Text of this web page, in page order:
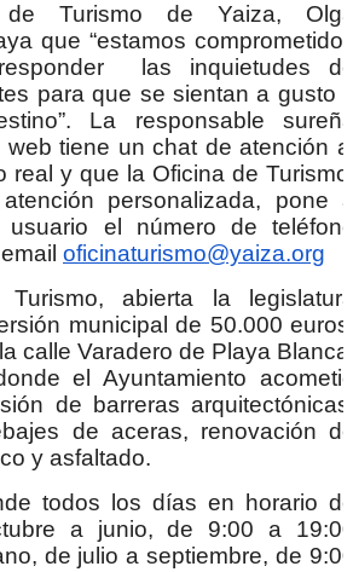
Turismo de Yaiza,
que “estamos
las inquietudes
para que se sientan a gusto
La responsable
web tiene un chat de atención
real y que la Oficina de
personalizada, pone
usuario el número de
oficinaturismo@yaiza.org
abierta la
municipal de 50.000
calle Varadero de Playa
el Ayuntamiento
de barreras
de aceras, renovación
y asfaltado.
todos los días en horario
a junio, de 9:00 a
de julio a septiembre, de